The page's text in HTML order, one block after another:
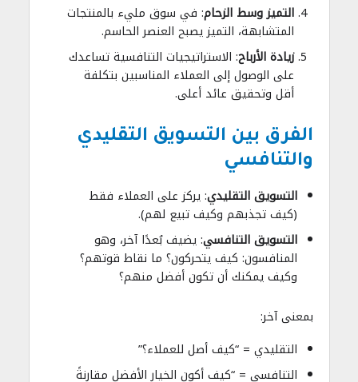
التميز وسط الزحام: في سوق مليء بالمنتجات
المتشابهة، التميز يصبح العنصر الحاسم.
زيادة الأرباح: الاستراتيجيات التنافسية تساعدك
على الوصول إلى العملاء المناسبين بتكلفة
أقل وتحقيق عائد أعلى.
الفرق بين التسويق التقليدي
والتنافسي
التسويق التقليدي: يركز على العملاء فقط
(كيف تجذبهم وكيف تبيع لهم).
التسويق التنافسي: يضيف بُعدًا آخر، وهو
المنافسون: كيف يتحركون؟ ما نقاط قوتهم؟
وكيف يمكنك أن تكون أفضل منهم؟
بمعنى آخر:
التقليدي = “كيف أصل للعملاء؟”
التنافسي = “كيف أكون الخيار الأفضل مقارنةً